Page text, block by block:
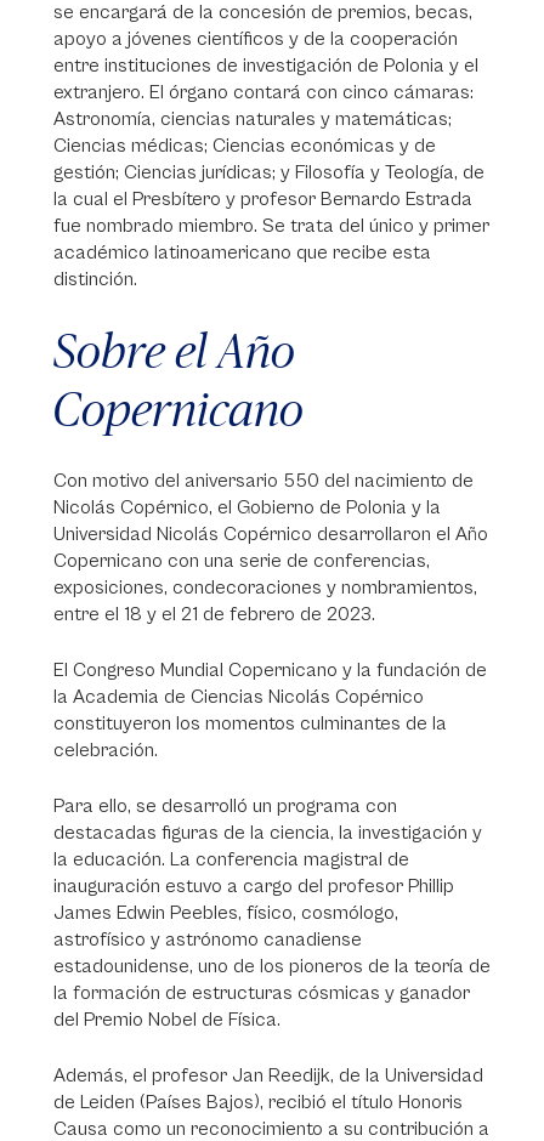
se encargará de la concesión de premios, becas,
apoyo a jóvenes científicos y de la cooperación
entre instituciones de investigación de Polonia y el
extranjero. El órgano contará con cinco cámaras:
Astronomía, ciencias naturales y matemáticas;
Ciencias médicas; Ciencias económicas y de
gestión; Ciencias jurídicas; y Filosofía y Teología, de
la cual el Presbítero y profesor Bernardo Estrada
fue nombrado miembro. Se trata del único y primer
académico latinoamericano que recibe esta
distinción.
Sobre el Año
Copernicano
Con motivo del aniversario 550 del nacimiento de
Nicolás Copérnico, el Gobierno de Polonia y la
Universidad Nicolás Copérnico desarrollaron el Año
Copernicano con una serie de conferencias,
exposiciones, condecoraciones y nombramientos,
entre el 18 y el 21 de febrero de 2023.
El Congreso Mundial Copernicano y la fundación de
la Academia de Ciencias Nicolás Copérnico
constituyeron los momentos culminantes de la
celebración.
Para ello, se desarrolló un programa con
destacadas figuras de la ciencia, la investigación y
la educación. La conferencia magistral de
inauguración estuvo a cargo del profesor Phillip
James Edwin Peebles, físico, cosmólogo,
astrofísico y astrónomo canadiense
estadounidense, uno de los pioneros de la teoría de
la formación de estructuras cósmicas y ganador
del Premio Nobel de Física.
Además, el profesor Jan Reedijk, de la Universidad
de Leiden (Países Bajos), recibió el título Honoris
Causa como un reconocimiento a su contribución a